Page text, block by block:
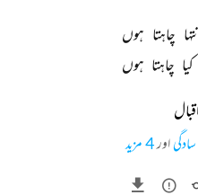
چاہتا ہوں
کیا چاہتا ہوں
سادگیاور4 مزید